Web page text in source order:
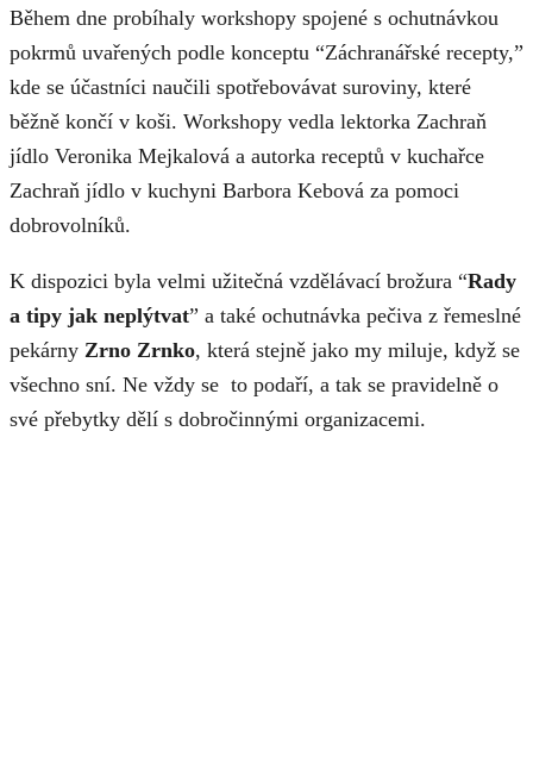
Během dne probíhaly workshopy spojené s ochutnávkou
pokrmů uvařených podle konceptu “Záchranářské recepty,”
kde se účastníci naučili spotřebovávat suroviny, které
běžně končí v koši. Workshopy vedla lektorka Zachraň
jídlo Veronika Mejkalová a autorka receptů v kuchařce
Zachraň jídlo v kuchyni Barbora Kebová za pomoci
dobrovolníků.
K dispozici byla velmi užitečná vzdělávací brožura “Rady
a tipy jak neplýtvat” a také ochutnávka pečiva z řemeslné
pekárny Zrno Zrnko, která stejně jako my miluje, když se
všechno sní. Ne vždy se to podaří, a tak se pravidelně o
své přebytky dělí s dobročinnými organizacemi.